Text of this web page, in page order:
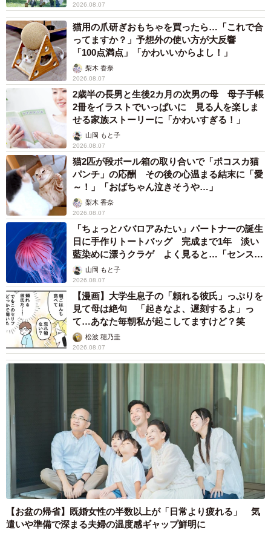
2026.08.07
猫用の爪研ぎおもちゃを買ったら…「これで合
ってますか？」予想外の使い方が大反響
「100点満点」「かわいいからよし！」
梨木 香奈
2026.08.07
2歳半の長男と生後2カ月の次男の母 母子手帳
2冊をイラストでいっぱいに 見る人を楽しま
せる家族ストーリーに「かわいすぎる！」
山岡 もと子
2026.08.07
猫2匹が段ボール箱の取り合いで「ポコスカ猫
パンチ」の応酬 その後の心温まる結末に「愛
～！」「おばちゃん泣きそうや…」
梨木 香奈
2026.08.07
「ちょっとババロアみたい」パートナーの誕生
日に手作りトートバッグ 完成まで1年 淡い
藍染めに漂うクラゲ よく見ると…「センスす
ごい」山岡 もと子
2026.08.07
【漫画】大学生息子の「頼れる彼氏」っぷりを
見て母は絶句 「起きなよ、遅刻するよ」っ
て…あなた毎朝私が起こしてますけど？笑
松波 穂乃圭
2026.08.07
【お盆の帰省】既婚女性の半数以上が「日常より疲れる」 気
遣いや準備で深まる夫婦の温度感ギャップ鮮明に